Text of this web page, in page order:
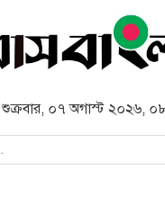
শুক্রবার, ০৭ অগাস্ট ২০২৬,